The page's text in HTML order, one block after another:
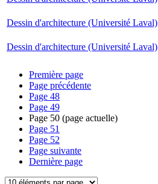
Dessin d'architecture (Université Laval)
Dessin d'architecture (Université Laval)
Première page
Page précédente
Page 48
Page 49
Page 50 (page actuelle)
Page 51
Page 52
Page suivante
Dernière page